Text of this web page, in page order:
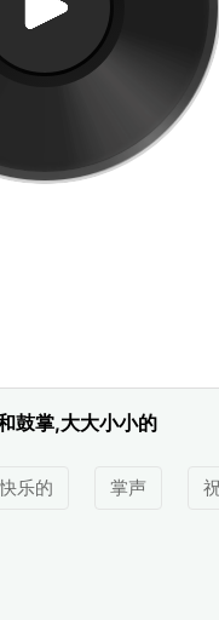
鼓掌,大大小小的
快乐的 掌声